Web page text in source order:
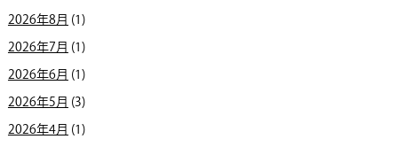
2026年8月(1)
2026年7月(1)
2026年6月(1)
2026年5月 (3)
2026年4月 (1)